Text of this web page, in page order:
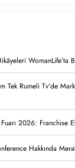
WomanLife’ta
Tek Rumeli Tv’de
2026: Franchise
Hakkında